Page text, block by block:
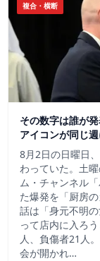
複合・横断
その数字は誰が
アイコンが同じ
8月2日の日曜日
わっていた。土
ム・チャンネル
た爆発を「厨房
話は「身元不明
って店内に入ろ
人、負傷者21人
会が開かれ…